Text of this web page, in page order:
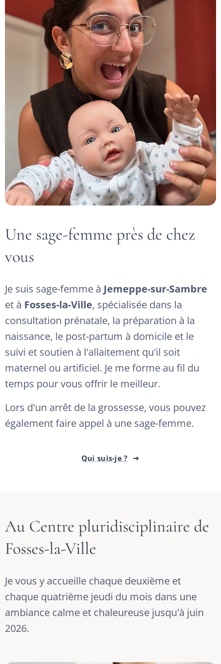
Une sage-femme près de chez
vous
Je suis sage-femme à Jemeppe-sur-Sambre
et à Fosses-la-Ville, spécialisée dans la
consultation prénatale, la préparation à la
naissance, le post-partum à domicile et le
suivi et soutien à l'allaitement qu'il soit
maternel ou artificiel. Je me forme au fil du
temps pour vous offrir le meilleur.
Lors d'un arrêt de la grossesse, vous pouvez
également faire appel à une sage-femme.
Qui suis-je ?
Au Centre pluridisciplinaire de
Fosses-la-Ville
Je vous y accueille chaque deuxième et
chaque quatrième jeudi du mois dans une
ambiance calme et chaleureuse jusqu'à juin
2026.